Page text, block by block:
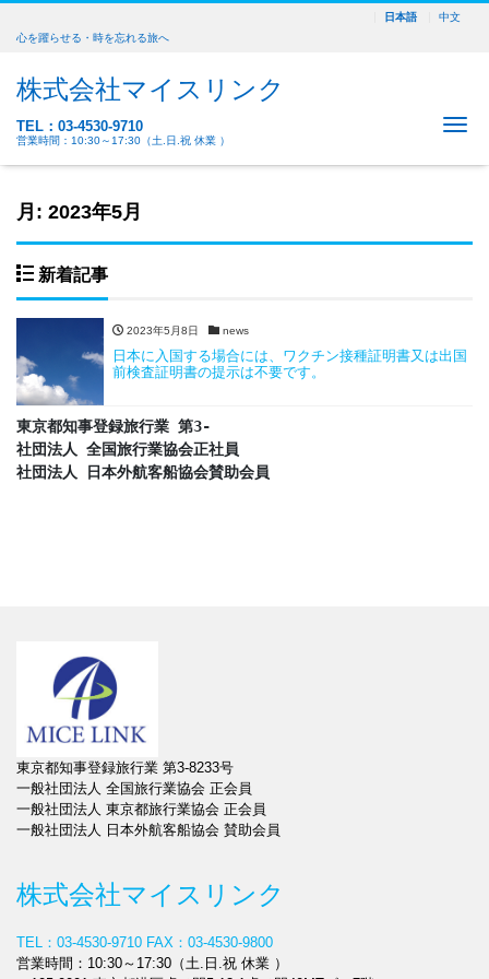
日本語
中文
心を躍らせる・時を忘れる旅へ
株式会社マイスリンク
TEL：03-4530-9710
営業時間：10:30～17:30（土.日.祝 休業 ）
月: 2023年5月
新着記事
2023年5月8日 news
日本に入国する場合には、ワクチン接種証明書又は出国
前検査証明書の提示は不要です。
東京都知事登録旅行業 第3-
社団法人 全国旅行業協会正社員
社団法人 日本外航客船協会賛助会員
東京都知事登録旅行業 第3-8233号
一般社団法人 全国旅行業協会 正会員
一般社団法人 東京都旅行業協会 正会員
一般社団法人 日本外航客船協会 賛助会員
株式会社マイスリンク
TEL：03-4530-9710 FAX：03-4530-9800
営業時間：10:30～17:30（土.日.祝 休業 ）